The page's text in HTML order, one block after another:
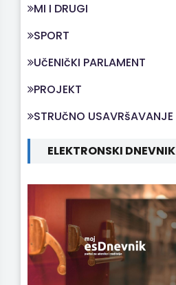
MI I DRUGI
SPORT
UčENIčKI PARLAMENT
PROJEKT
STRUčNO USAVRšAVANJE
ELEKTRONSKI DNEVNIK